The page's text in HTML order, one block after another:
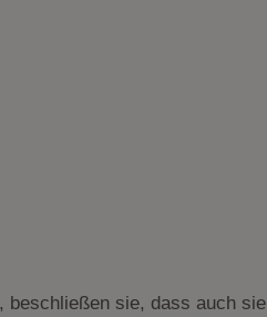
beschließen sie, dass auch sie